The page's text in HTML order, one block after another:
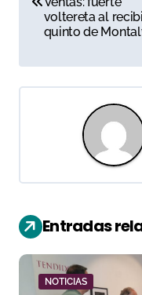
e
g
i
ó
n
voltereta al
quinto de
Entradas
NOTICIAS